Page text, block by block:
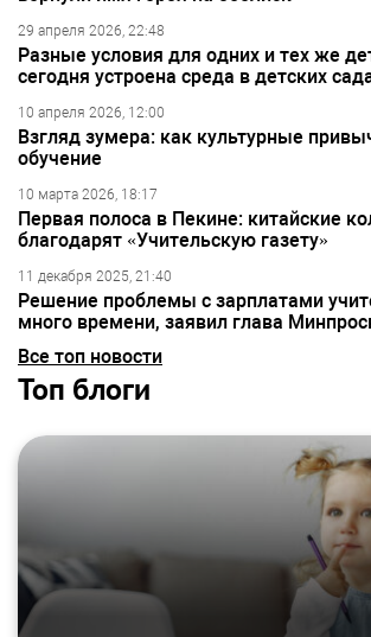
29 апреля 2026, 22:48
Разные условия для одних и тех же
сегодня устроена среда в детских
10 апреля 2026, 12:00
Взгляд зумера: как культурные
обучение
10 марта 2026, 18:17
Первая полоса в Пекине: китайские
благодарят «Учительскую газету»
11 декабря 2025, 21:40
Решение проблемы с зарплатами
много времени, заявил глава
Все топ новости
Топ блоги